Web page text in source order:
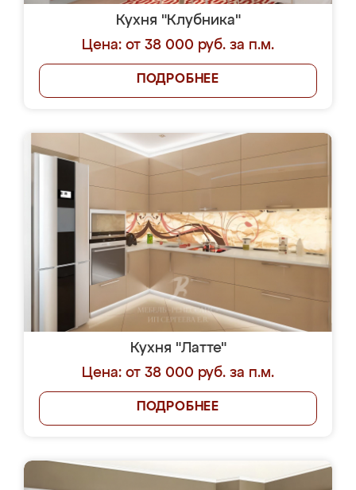
Кухня "Клубника"
Цена: от 38 000 руб. за п.м.
ПОДРОБНЕЕ
Кухня "Латте"
Цена: от 38 000 руб. за п.м.
ПОДРОБНЕЕ